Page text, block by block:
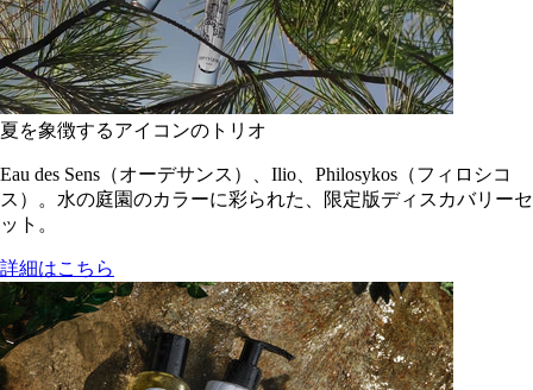
夏を象徴するアイコンのトリオ
Eau des Sens（オーデサンス）、Ilio、Philosykos（フィロシコ
ス）。水の庭園のカラーに彩られた、限定版ディスカバリーセ
ット。
詳細はこちら